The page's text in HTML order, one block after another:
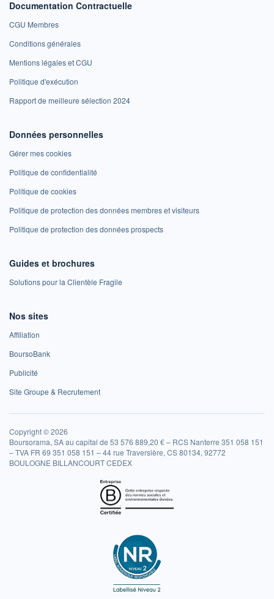
Documentation Contractuelle
CGU Membres
Conditions générales
Mentions légales et CGU
Politique d'exécution
Rapport de meilleure sélection 2024
Données personnelles
Gérer mes cookies
Politique de confidentialité
Politique de cookies
Politique de protection des données membres et visiteurs
Politique de protection des données prospects
Guides et brochures
Solutions pour la Clientèle Fragile
Nos sites
Affiliation
BoursoBank
Publicité
Site Groupe & Recrutement
Copyright © 2026
Boursorama, SA au capital de 53 576 889,20 € – RCS Nanterre 351 058 151
– TVA FR 69 351 058 151 – 44 rue Traversière, CS 80134, 92772
BOULOGNE BILLANCOURT CEDEX